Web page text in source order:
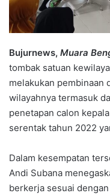
Bujurnews, Muara
tombak satuan
melakukan pembinaan
wilayahnya termasuk
penetapan calon
serentak tahun 2022
Dalam kesempatan
Andi Subana
berkerja sesuai